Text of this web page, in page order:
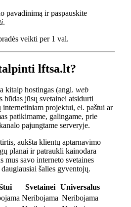
pavadinimą ir paspauskite
.
veikti per 1 val.
lftsa.lt?
kitaip hostingas (angl. web
būdas jūsų svetainei atsidurti
internetiniam projektui, el. paštui ar
patikimame, galingame, prie
pajungtame serveryje.
aukšta klientų aptarnavimo
planai ir patraukli kainodara
mus savo interneto svetaines
šalies gyventojų.
Svetainei
Universalus
Neribojama Neribojama